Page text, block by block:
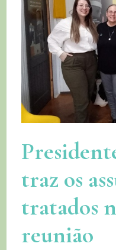
traz os
tratados
reunião